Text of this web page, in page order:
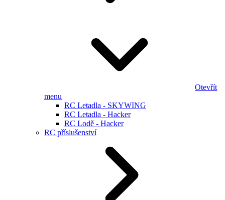
Otevřít
menu
RC Letadla - SKYWING
RC Letadla - Hacker
RC Lodě - Hacker
RC příslušenství